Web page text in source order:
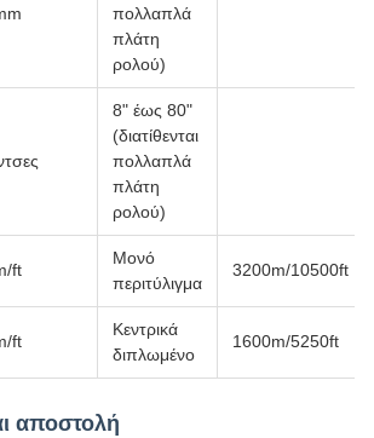
πολλαπλά
πλάτη
ρολού)
8" έως 80"
(διατίθενται
πολλαπλά
πλάτη
ρολού)
ft
Μονό
περιτύλιγμα
3200m/10500ft
ft
Κεντρικά
διπλωμένο
1600m/5250ft
αποστολή